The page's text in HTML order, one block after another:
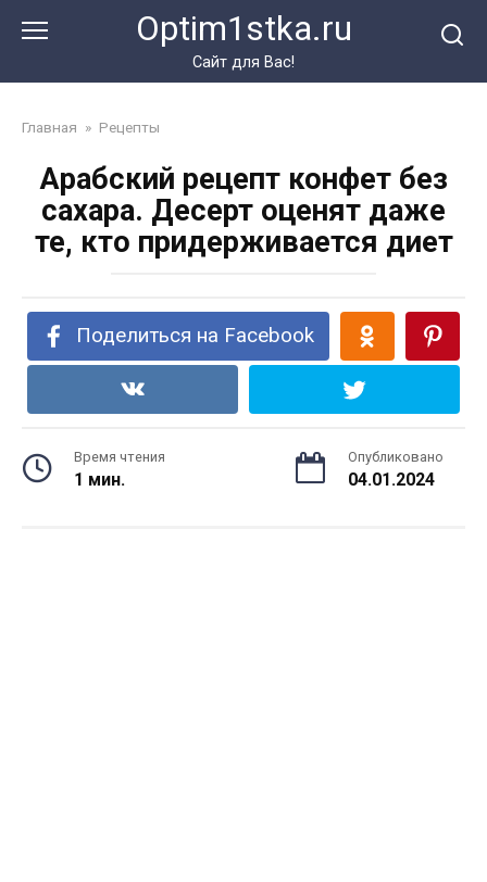
Optim1stka.ru
Сайт для Вас!
Главная » Рецепты
Арабский рецепт конфет без
сахара. Десерт оценят даже
те, кто придерживается диет
Поделиться на Facebook
Время чтения
1 мин.
Опубликовано
04.01.2024